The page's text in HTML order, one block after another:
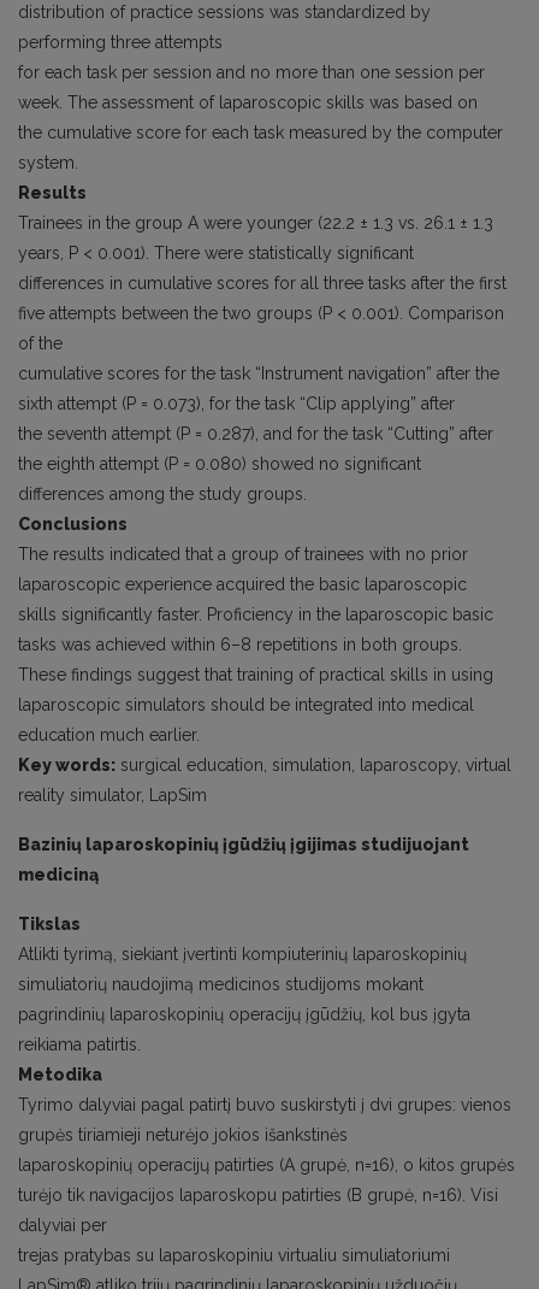
distribution of practice sessions was standardized by
performing three attempts
for each task per session and no more than one session per
week. The assessment of laparoscopic skills was based on
the cumulative score for each task measured by the computer
system.
Results
Trainees in the group A were younger (22.2 ± 1.3 vs. 26.1 ± 1.3
years, P < 0.001). There were statistically significant
differences in cumulative scores for all three tasks after the first
five attempts between the two groups (P < 0.001). Comparison
of the
cumulative scores for the task “Instrument navigation” after the
sixth attempt (P = 0.073), for the task “Clip applying” after
the seventh attempt (P = 0.287), and for the task “Cutting” after
the eighth attempt (P = 0.080) showed no significant
differences among the study groups.
Conclusions
The results indicated that a group of trainees with no prior
laparoscopic experience acquired the basic laparoscopic
skills significantly faster. Proficiency in the laparoscopic basic
tasks was achieved within 6–8 repetitions in both groups.
These findings suggest that training of practical skills in using
laparoscopic simulators should be integrated into medical
education much earlier.
Key words: surgical education, simulation, laparoscopy, virtual
reality simulator, LapSim
Bazinių laparoskopinių įgūdžių įgijimas studijuojant
mediciną
Tikslas
Atlikti tyrimą, siekiant įvertinti kompiuterinių laparoskopinių
simuliatorių naudojimą medicinos studijoms mokant
pagrindinių laparoskopinių operacijų įgūdžių, kol bus įgyta
reikiama patirtis.
Metodika
Tyrimo dalyviai pagal patirtį buvo suskirstyti į dvi grupes: vienos
grupės tiriamieji neturėjo jokios išankstinės
laparoskopinių operacijų patirties (A grupė, n=16), o kitos grupės
turėjo tik navigacijos laparoskopu patirties (B grupė, n=16). Visi
dalyviai per
trejas pratybas su laparoskopiniu virtualiu simuliatoriumi